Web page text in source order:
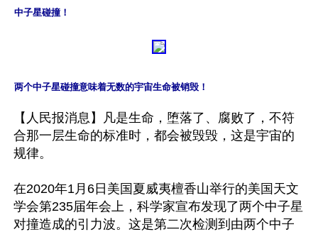
中子星碰撞！
两个中子星碰撞意味着无数的宇宙生命被销毁！
【人民报消息】凡是生命，堕落了、腐败了，不符
合那一层生命的标准时，都会被毁毁，这是宇宙的
规律。
在2020年1月6日美国夏威夷檀香山举行的美国天文
学会第235届年会上，科学家宣布发现了两个中子星
对撞造成的引力波。这是第二次检测到由两个中子